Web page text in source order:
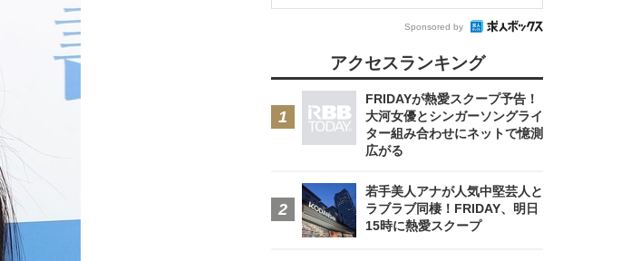
Sponsored by
アクセスランキング
FRIDAYが熱愛スクープ予告！
大河女優とシンガーソングライ
ター組み合わせにネットで憶測
広がる
若手美人アナが人気中堅芸人と
ラブラブ同棲！FRIDAY、明日
15時に熱愛スクープ